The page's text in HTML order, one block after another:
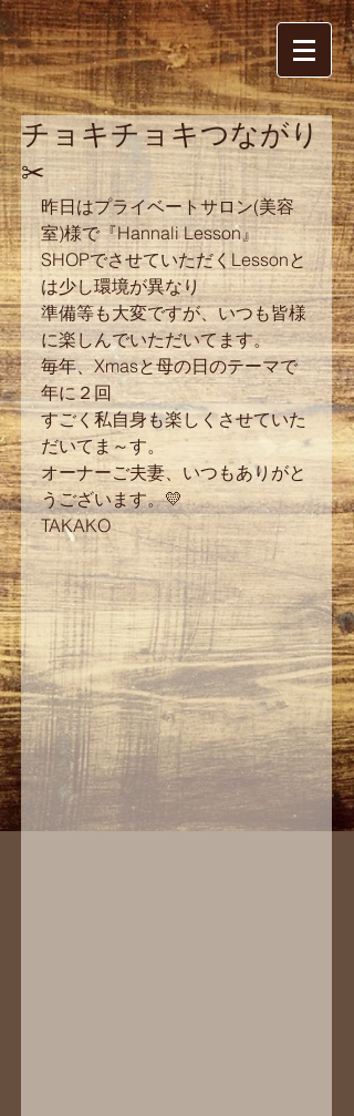
チョキチョキつながり
✂
昨日はプライベートサロン(美容
室)様で『Hannali Lesson』
SHOPでさせていただくLessonと
は少し環境が異なり
準備等も大変ですが、いつも皆様
に楽しんでいただいてます。
毎年、Xmasと母の日のテーマで
年に２回
すごく私自身も楽しくさせていた
だいてま～す。
オーナーご夫妻、いつもありがと
うございます。💛
TAKAKO